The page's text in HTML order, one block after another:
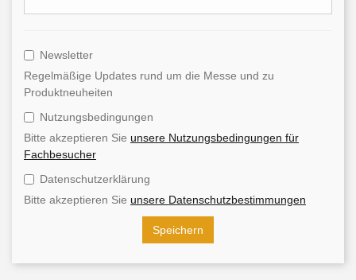
Newsletter
Regelmäßige Updates rund um die Messe und zu
Produktneuheiten
Nutzungsbedingungen
Bitte akzeptieren Sie unsere Nutzungsbedingungen für
Fachbesucher
Datenschutzerklärung
Bitte akzeptieren Sie unsere Datenschutzbestimmungen